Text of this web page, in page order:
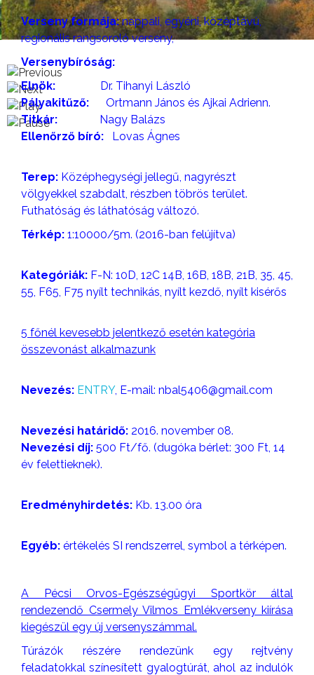
Verseny formája:nappali, egyéni, középtávú,
regionális rangsoroló verseny,
Versenybíróság:
Elnök: Dr. Tihanyi László
Pályakitűző: Ortmann János és Ajkai Adrienn.
Titkár: Nagy Balázs
Ellenőrző bíró: Lovas Ágnes
Terep: Középhegységi jellegű, nagyrészt
völgyekkel szabdalt, részben töbrös terület.
Futhatóság és láthatóság változó.
Térkép: 1:10000/5m. (2016-ban felújítva)
Kategóriák: F-N: 10D, 12C 14B, 16B, 18B, 21B, 35, 45,
55, F65, F75 nyílt technikás, nyílt kezdő, nyílt kisérős
5 főnél kevesebb jelentkező esetén kategória
összevonást alkalmazunk
Nevezés: ENTRY, E-mail: nbal5406@gmail.com
Nevezési határidő: 2016. november 08.
Nevezési díj: 500 Ft/fő. (dugóka bérlet: 300 Ft, 14
év felettieknek).
Eredményhirdetés: Kb. 13.00 óra
Egyéb: értékelés SI rendszerrel, symbol a térképen.
A Pécsi Orvos-Egészségügyi Sportkör által
rendezendő Csermely Vilmos Emlékverseny kiírása
kiegészül egy új versenyszámmal.
Túrázók részére rendezünk egy rejtvény
feladatokkal színesített gyalogtúrát, ahol az indulók